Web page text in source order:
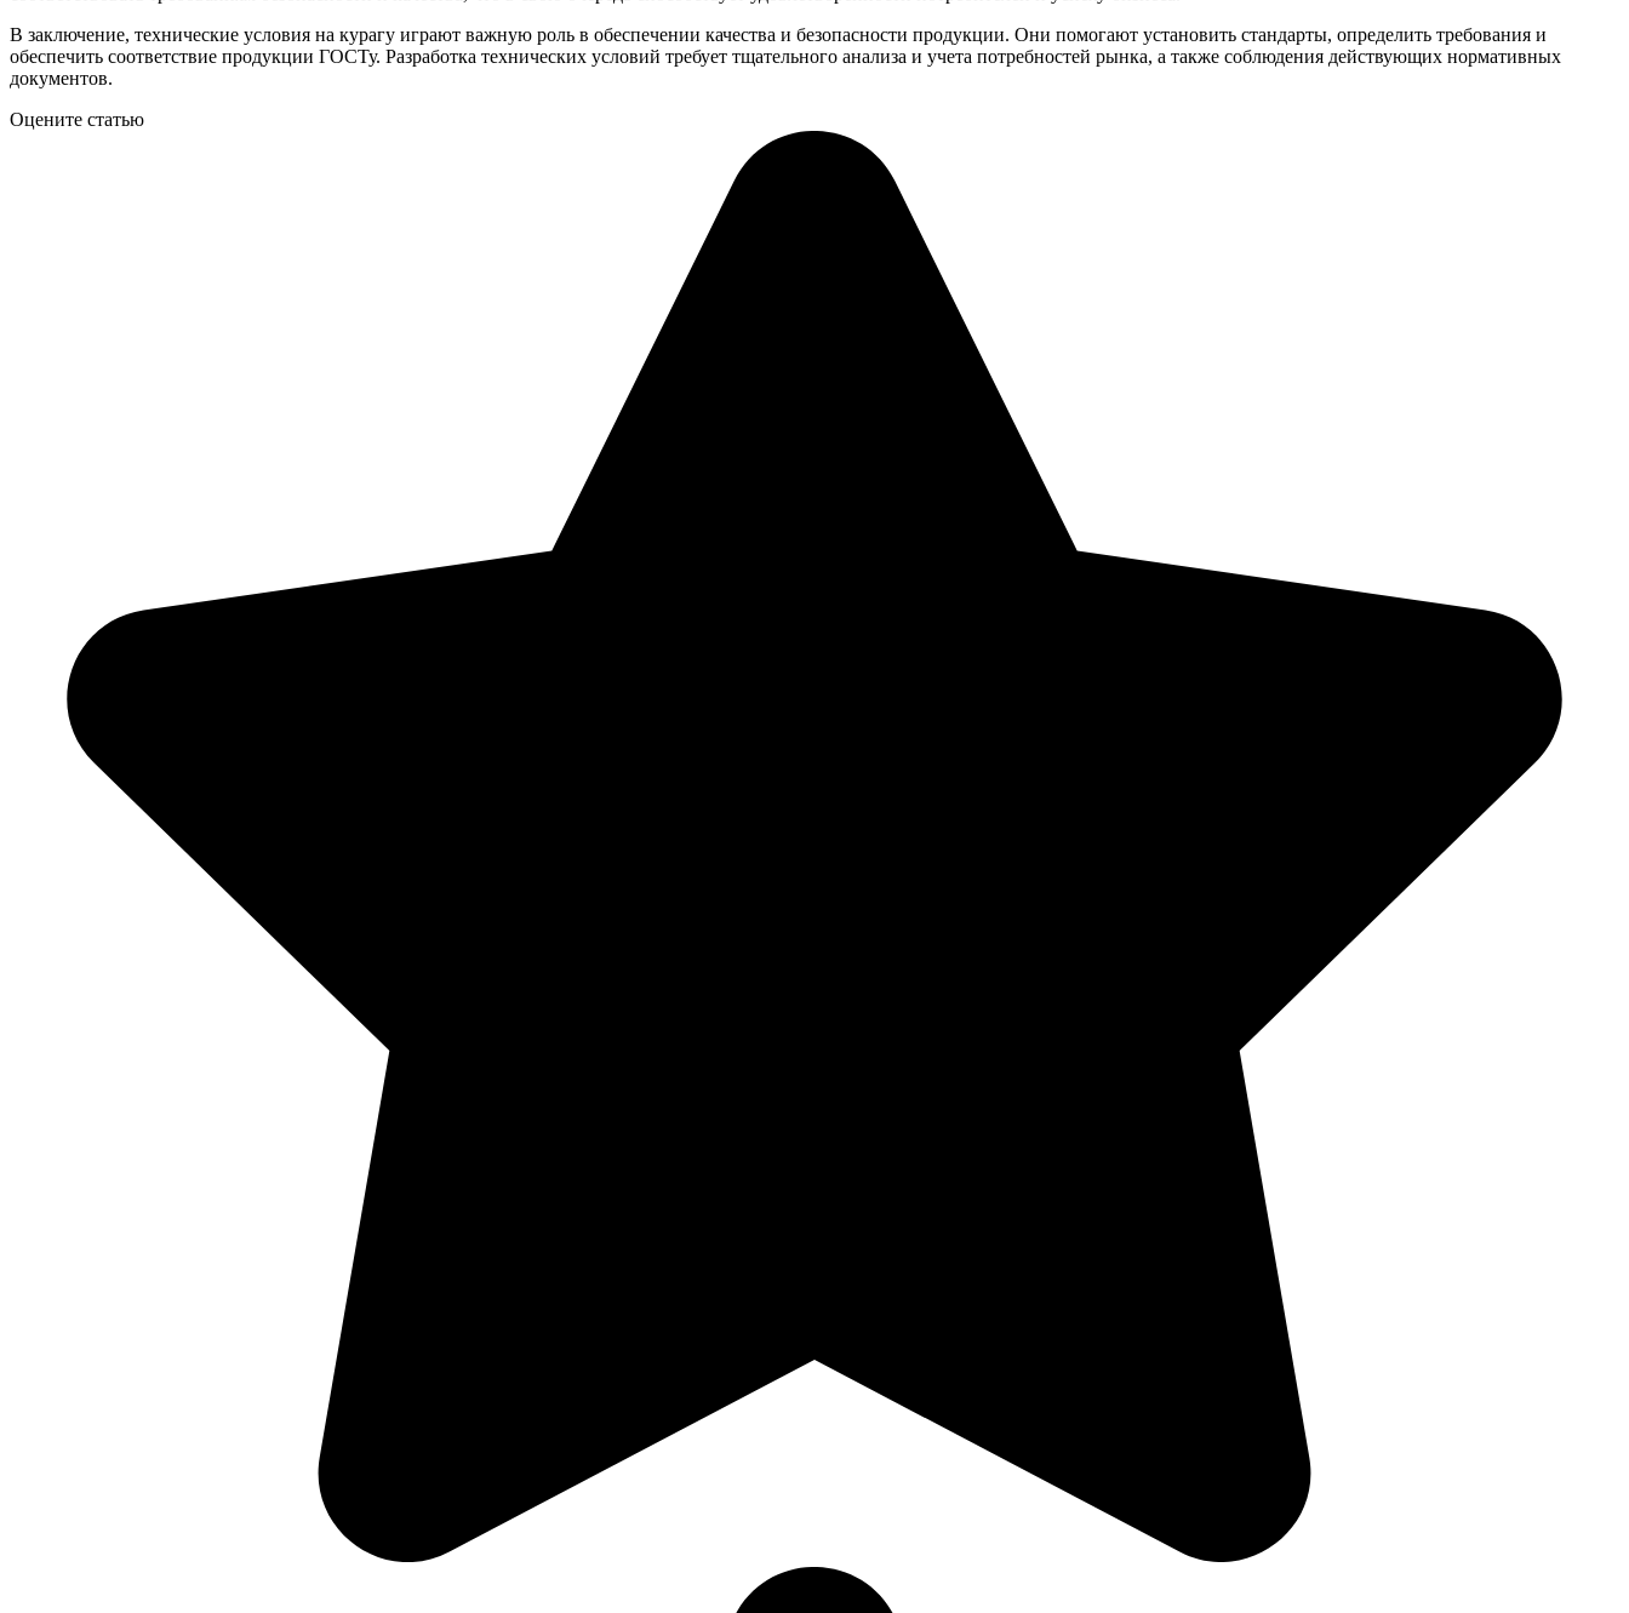
В заключение, технические условия на курагу играют важную роль в обеспечении качества и безопасности продукции. Они помогают установить стандарты, определить требования и
обеспечить соответствие продукции ГОСТу. Разработка технических условий требует тщательного анализа и учета потребностей рынка, а также соблюдения действующих нормативных
документов.
Оцените статью